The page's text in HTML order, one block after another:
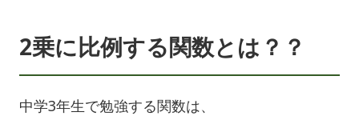
2乗に比例する関数とは？？
中学3年生で勉強する関数は、